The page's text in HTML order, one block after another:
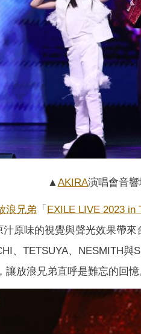
▲ AKIRA演唱會音響
浪兄弟 「 EXILE LIVE 2023 in
汁原味的視覺與聲光效果帶
、TETSUYA、NESMITH
放浪兄弟直呼是難忘的回憶